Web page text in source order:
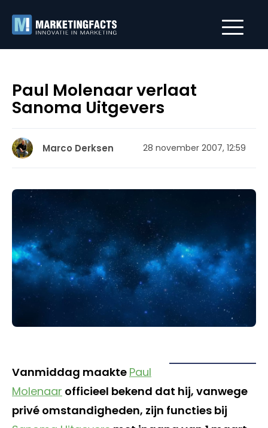
Paul Molenaar verlaat
Sanoma Uitgevers
Marco Derksen 28 november 2007, 12:59
Vanmiddag maakte Paul
Molenaar officieel bekend dat hij, vanwege
privé omstandigheden, zijn functies bij